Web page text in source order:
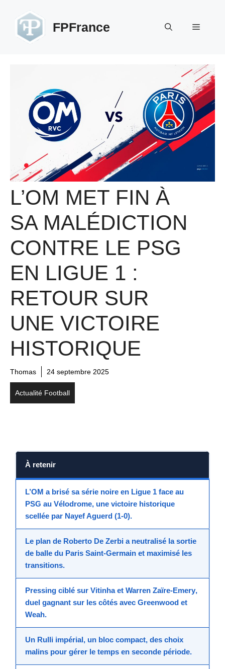
contenu
FPFrance Menu
L’OM MET FIN À
SA MALÉDICTION
CONTRE LE PSG
EN LIGUE 1 :
RETOUR SUR
UNE VICTOIRE
HISTORIQUE
Thomas 24 septembre 2025
Actualité Football
À retenir
L’OM a brisé sa série noire en Ligue 1 face au
PSG au Vélodrome, une victoire historique
scellée par Nayef Aguerd (1-0).
Le plan de Roberto De Zerbi a neutralisé la sortie
de balle du Paris Saint-Germain et maximisé les
transitions.
Pressing ciblé sur Vitinhaet Warren Zaïre-Emery,
duel gagnant sur les côtés avec Greenwood et
Weah.
Un Rulli impérial, un bloc compact, des choix
malins pour gérer le temps en seconde période.